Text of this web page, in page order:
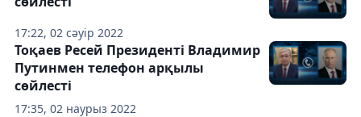
17:22, 02 сәуір 2022
17:35, 02 наурыз 2022
Тоқаев Ресей Президенті Владимир
Путинмен телефон арқылы
сөйлесті